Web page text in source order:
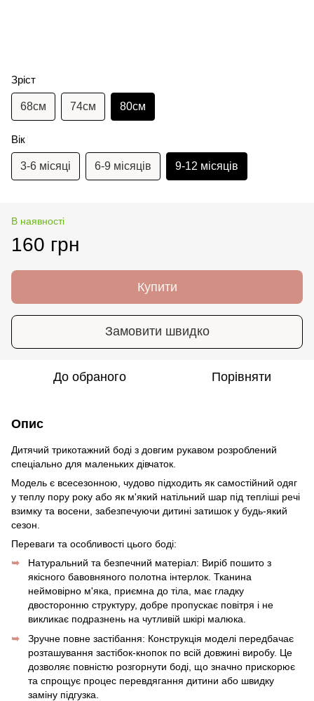
Зріст
68см 74см 80см
Вік
3-6 місяці 6-9 місяців 9-12 місяців
В наявності
160 грн
Купити
Замовити швидко
До обраного Порівняти
Опис
Дитячий трикотажний боді з довгим рукавом розроблений
спеціально для маленьких дівчаток.
Модель є всесезонною, чудово підходить як самостійний одяг
у теплу пору року або як м'який натільний шар під тепліші речі
взимку та восени, забезпечуючи дитині затишок у будь-який
сезон.
Переваги та особливості цього боді:
Натуральний та безпечний матеріал: Виріб пошито з
якісного бавовняного полотна інтерлок. Тканина
неймовірно м'яка, приємна до тіла, має гладку
двосторонню структуру, добре пропускає повітря і не
викликає подразнень на чутливій шкірі малюка.
Зручне повне застібання: Конструкція моделі передбачає
розташування застібок-кнопок по всій довжині виробу. Це
дозволяє повністю розгорнути боді, що значно прискорює
та спрощує процес перевдягання дитини або швидку
заміну підгузка.